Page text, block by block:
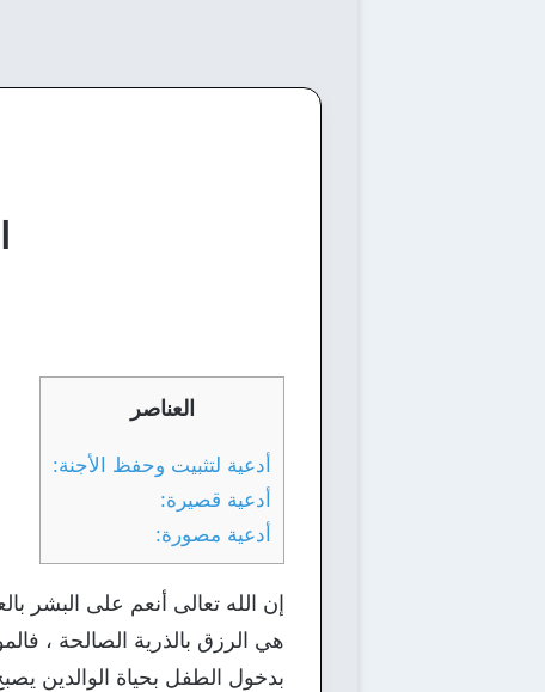
العناصر
أدعية لتثبيت وحفظ الأجنة:
أدعية قصيرة:
أدعية مصورة:
إن الله تعالى أنعم على البشر
هي الرزق بالذرية الصالحة ،
بدخول الطفل بحياة الوالدين